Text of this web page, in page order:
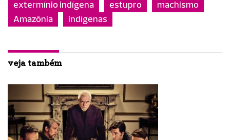
extermínio indígena
estupro
machismo
Amazônia
indígenas
veja também